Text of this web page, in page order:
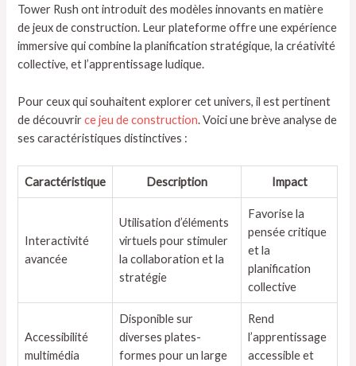
Tower Rush ont introduit des modèles innovants en matière
de jeux de construction. Leur plateforme offre une expérience
immersive qui combine la planification stratégique, la créativité
collective, et l’apprentissage ludique.
Pour ceux qui souhaitent explorer cet univers, il est pertinent
de découvrirce jeu de construction. Voici une brève analyse de
ses caractéristiques distinctives :
Caractéristique Description Impact
Interactivité
avancée
Utilisation d’éléments
virtuels pour stimuler
la collaboration et la
stratégie
Favorise la
pensée critique
et la
planification
collective
Accessibilité
multimédia
Disponible sur
diverses plates-
formes pour un large
Rend
l’apprentissage
accessible et